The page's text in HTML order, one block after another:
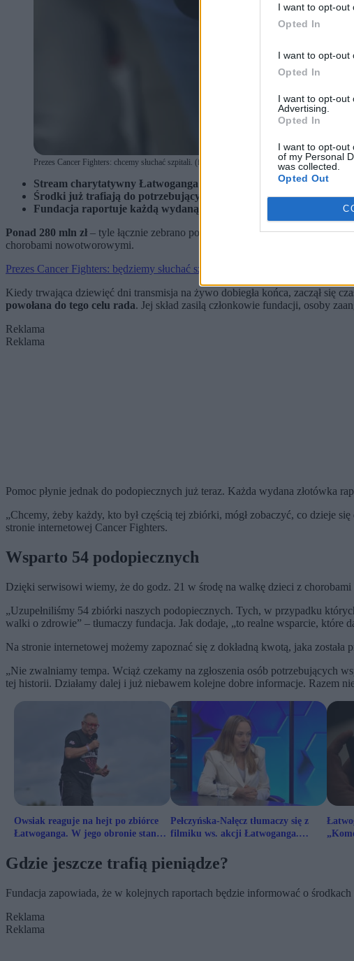
I want to opt-out
Opted In
I want to opt-out
Opted In
I want to opt-out
Advertising.
Opted In
I want to opt-out
of my Personal
was collected.
Opted Out
Prezes Cancer Fighters: chcemy słuchać szpitali. (fot. Leszek Szymański / PAP)
Stream charytatywny Łatwoganga pozwolił zebrać Cancer Fighters
Środki już trafiają do potrzebujących.
Fundacja raportuje każdą wydaną złotówkę na specjalnym
Ponad 280 mln zł – tyle łącznie zebrano podczas charytatywnego streama
chorobami nowotworowymi.
Prezes Cancer Fighters: będziemy słuchać szpitali
Kiedy trwająca dziewięć dni transmisja na żywo dobiegła końca, zaczął się
powołana do tego celu rada. Jej skład zasilą członkowie fundacji, osoby
Reklama
Reklama
Pomoc płynie jednak do podopiecznych już teraz. Każda wydana złotówka
„Chcemy, żeby każdy, kto był częścią tej zbiórki, mógł zobaczyć, co dzieje
stronie internetowej Cancer Fighters.
Wsparto 54 podopiecznych
Dzięki serwisowi wiemy, że do godz. 21 w środę na walkę dzieci z
„Uzupełniliśmy 54 zbiórki naszych podopiecznych. Tych, w przypadku
walki o zdrowie” – tłumaczy fundacja. Jak dodaje, „to realne wsparcie, które
Na stronie internetowej możemy zapoznać się z dokładną kwotą, jaka
„Nie zwalniamy tempa. Wciąż czekamy na zgłoszenia osób potrzebujących
tej historii. Działamy dalej i już niebawem kolejne dobre informacje. Razem
Owsiak reaguje na hejt po zbiórce
Łatwoganga. W jego obronie stanął
Pełczyńska-Nałęcz tłumaczy się z
filmiku ws. akcji Łatwoganga.
Gdzie jeszcze trafią pieniądze?
Fundacja zapowiada, że w kolejnych raportach będzie informować o
Reklama
Reklama